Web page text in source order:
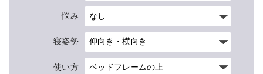
悩み
寝姿勢
使い方